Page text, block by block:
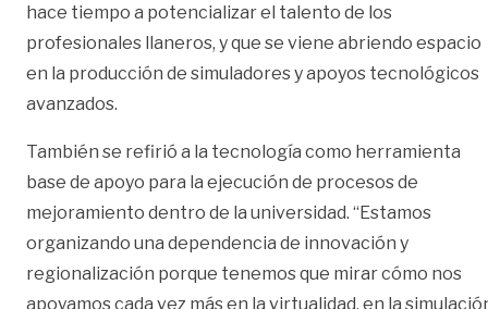
hace tiempo a potencializar el talento de los
profesionales llaneros, y que se viene abriendo espacio
en la producción de simuladores y apoyos tecnológicos
avanzados.
También se refirió a la tecnología como herramienta
base de apoyo para la ejecución de procesos de
mejoramiento dentro de la universidad. “Estamos
organizando una dependencia de innovación y
regionalización porque tenemos que mirar cómo nos
apoyamos cada vez más en la virtualidad, en la